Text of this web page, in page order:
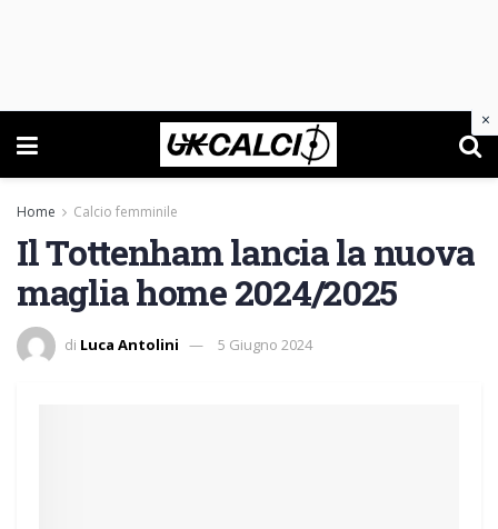
Home Calcio femminile
Il Tottenham lancia la nuova
maglia home 2024/2025
di Luca Antolini 5 Giugno 2024
×